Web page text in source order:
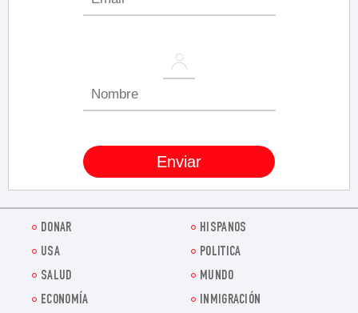
DONAR
HISPANOS
USA
POLITICA
SALUD
MUNDO
ECONOMÍA
INMIGRACIÓN